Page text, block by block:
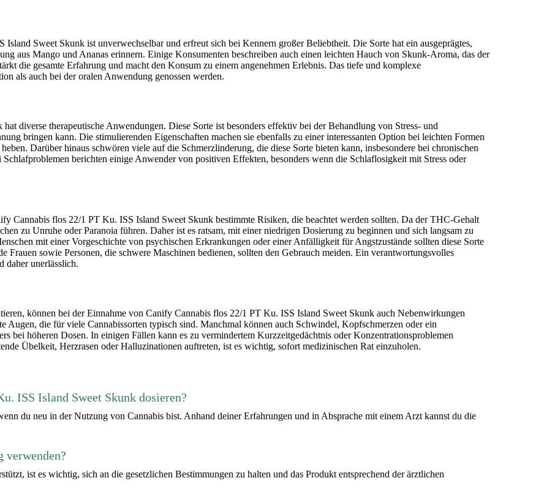
Sweet Skunk ist unverwechselbar und erfreut sich bei Kennern großer Beliebtheit. Die Sorte hat ein ausgeprägtes,
aus Mango und Ananas erinnern. Einige Konsumenten beschreiben auch einen leichten Hauch von Skunk-Aroma, das der
die gesamte Erfahrung und macht den Konsum zu einem angenehmen Erlebnis. Das tiefe und komplexe
als auch bei der oralen Anwendung genossen werden.
diverse therapeutische Anwendungen. Diese Sorte ist besonders effektiv bei der Behandlung von Stress- und
bringen kann. Die stimulierenden Eigenschaften machen sie ebenfalls zu einer interessanten Option bei leichten Formen
Darüber hinaus schwören viele auf die Schmerzlinderung, die diese Sorte bieten kann, insbesondere bei chronischen
berichten einige Anwender von positiven Effekten, besonders wenn die Schlaflosigkeit mit Stress oder
Cannabis flos 22/1 PT Ku. ISS Island Sweet Skunk bestimmte Risiken, die beachtet werden sollten. Da der THC-Gehalt
zu Unruhe oder Paranoia führen. Daher ist es ratsam, mit einer niedrigen Dosierung zu beginnen und sich langsam zu
mit einer Vorgeschichte von psychischen Erkrankungen oder einer Anfälligkeit für Angstzustände sollten diese Sorte
Frauen sowie Personen, die schwere Maschinen bedienen, sollten den Gebrauch meiden. Ein verantwortungsvolles
daher unerlässlich.
können bei der Einnahme von Canify Cannabis flos 22/1 PT Ku. ISS Island Sweet Skunk auch Nebenwirkungen
Augen, die für viele Cannabissorten typisch sind. Manchmal können auch Schwindel, Kopfschmerzen oder ein
bei höheren Dosen. In einigen Fällen kann es zu vermindertem Kurzzeitgedächtnis oder Konzentrationsproblemen
Übelkeit, Herzrasen oder Halluzinationen auftreten, ist es wichtig, sofort medizinischen Rat einzuholen.
ISS Island Sweet Skunk dosieren?
du neu in der Nutzung von Cannabis bist. Anhand deiner Erfahrungen und in Absprache mit einem Arzt kannst du die
verwenden?
ist es wichtig, sich an die gesetzlichen Bestimmungen zu halten und das Produkt entsprechend der ärztlichen